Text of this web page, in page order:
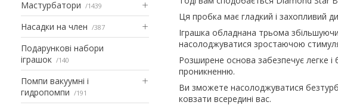
Мастурбатори 1439
Насадки на член 387
Подарункові набори
іграшок
140
Помпи вакуумні і
гидропомпи
191
Ця пробка має гладкий і захопливий
Іграшка обладнана трьома
насолоджуватися зростаючою
Розширене основа забезпечує легке
проникненню.
Ви зможете насолоджуватися
ковзати всередині вас.